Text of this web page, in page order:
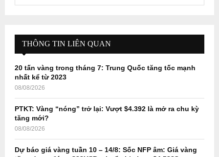
f
r
E
A
H
THÔNG TIN LIÊN QUAN
20 tấn vàng trong tháng 7: Trung Quốc tăng tốc mạnh
nhất kể từ 2023
08/08/2026
PTKT: Vàng “nóng” trở lại: Vượt $4.392 là mở ra chu kỳ
tăng mới?
08/08/2026
Dự báo giá vàng tuần 10 – 14/8: Sốc NFP âm: Giá vàng